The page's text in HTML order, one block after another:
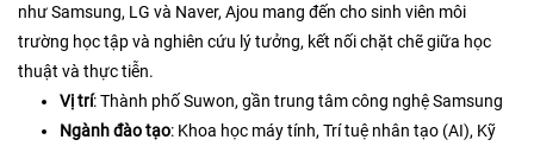
như Samsung, LG và Naver, Ajou mang đến cho sinh viên môi
trường học tập và nghiên cứu lý tưởng, kết nối chặt chẽ giữa học
thuật và thực tiễn.​
Vị trí: Thành phố Suwon, gần trung tâm công nghệ Samsung
Ngành đào tạo: Khoa học máy tính, Trí tuệ nhân tạo (AI), Kỹ